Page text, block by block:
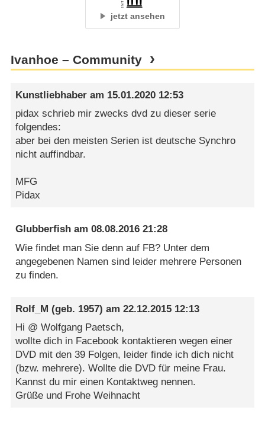
jetzt ansehen
Ivanhoe – Community
Kunstliebhaber am 15.01.2020 12:53
pidax schrieb mir zwecks dvd zu dieser serie
folgendes:
aber bei den meisten Serien ist deutsche Synchro
nicht auffindbar.
MFG
Pidax
Glubberfish am08.08.2016 21:28
Wie findet man Sie denn auf FB? Unter dem
angegebenen Namen sind leider mehrere Personen
zu finden.
Rolf_M (geb. 1957) am22.12.2015 12:13
Hi @ Wolfgang Paetsch,
wollte dich in Facebook kontaktieren wegen einer
DVD mit den 39 Folgen, leider finde ich dich nicht
(bzw. mehrere). Wollte die DVD für meine Frau.
Kannst du mir einen Kontaktweg nennen.
Grüße und Frohe Weihnacht